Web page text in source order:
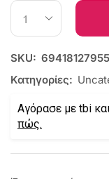
SKU:
Κατηγορίες:
Αγόρασε με tbi
πώς.